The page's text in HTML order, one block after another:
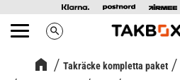
Meny search
Takräcke kompletta paket